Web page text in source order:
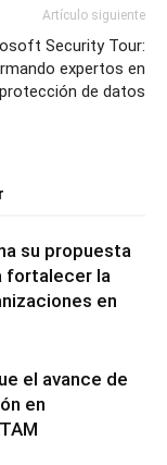
Artículo siguiente
Security Tour:
expertos en
protección de datos
su propuesta
fortalecer la
en
el avance de
en